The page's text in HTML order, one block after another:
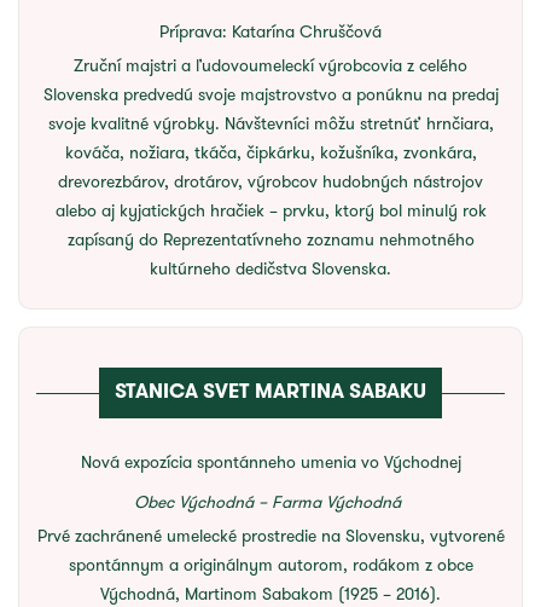
Príprava: Katarína Chruščová
Zruční majstri a ľudovoumeleckí výrobcovia z celého
Slovenska predvedú svoje majstrovstvo a ponúknu na predaj
svoje kvalitné výrobky. Návštevníci môžu stretnúť hrnčiara,
kováča, nožiara, tkáča, čipkárku, kožušníka, zvonkára,
drevorezbárov, drotárov, výrobcov hudobných nástrojov
alebo aj kyjatických hračiek – prvku, ktorý bol minulý rok
zapísaný do Reprezentatívneho zoznamu nehmotného
kultúrneho dedičstva Slovenska.
STANICA SVET MARTINA SABAKU
Nová expozícia spontánneho umenia vo Východnej
Obec Východná – Farma Východná
Prvé zachránené umelecké prostredie na Slovensku, vytvorené
spontánnym a originálnym autorom, rodákom z obce
Východná, Martinom Sabakom (1925 – 2016).